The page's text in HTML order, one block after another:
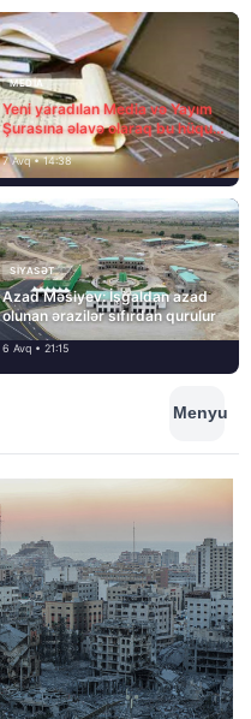
MEDİA
Yeni yaradılan Media və Yayım
Şurasına əlavə olaraq bu hüquq
və vəzifələr də verilib
7 Avq • 14:38
SIYASƏT
Azad Məsiyev: İşğaldan azad
olunan ərazilər sıfırdan qurulur
6 Avq • 21:15
Menyu